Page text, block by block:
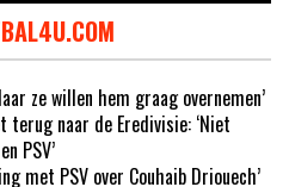
ze willen hem graag overnemen’
naar de Eredivisie: ‘Niet
PSV’
met PSV over Couhaib Driouech’